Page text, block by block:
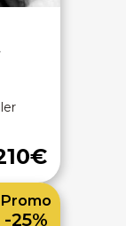
Promo
-25%